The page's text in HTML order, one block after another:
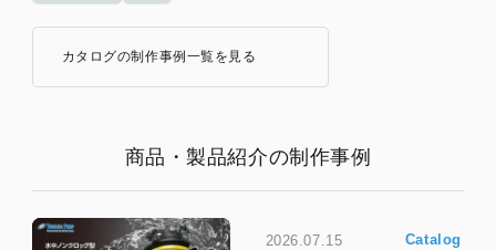
カタログの制作事例一覧を見る
商品・製品紹介の制作事例
2026.07.15 Catalog